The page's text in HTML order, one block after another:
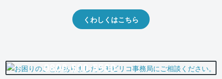
くわしくはこちら
0800-500-5500